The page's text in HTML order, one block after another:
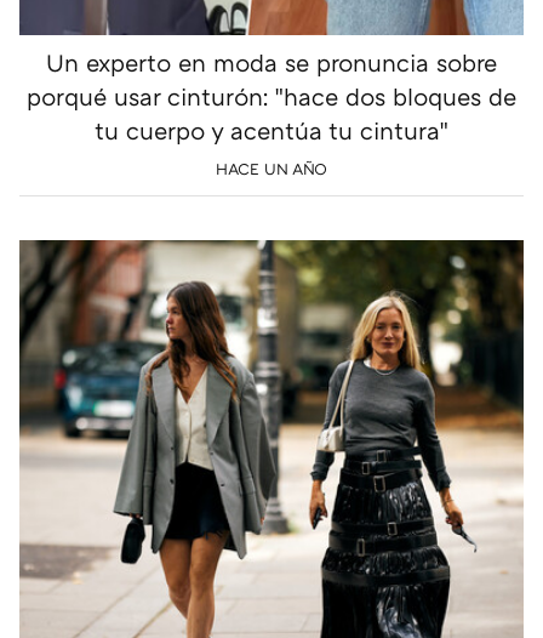
Un experto en moda se pronuncia sobre
porqué usar cinturón: "hace dos bloques de
tu cuerpo y acentúa tu cintura"
HACE UN AÑO